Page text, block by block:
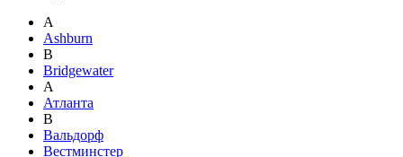
A
Ashburn
B
Bridgewater
А
Атланта
В
Вальдорф
Вестминстер